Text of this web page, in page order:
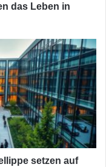
das Leben in
setzen auf